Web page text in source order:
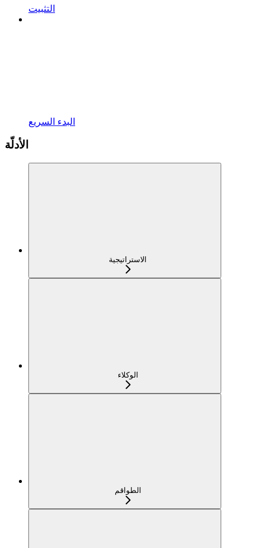
التثبيت
البدء السريع
الأدلّة
الاستراتيجية
الوكلاء
الطواقم